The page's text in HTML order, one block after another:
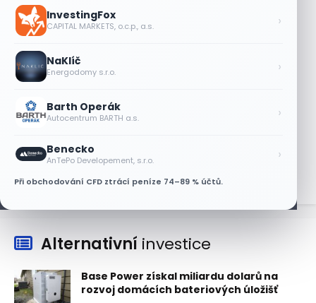
InvestingFox
CAPITAL MARKETS, o.c.p., a.s. ›
NaKlíč
Energodomy s.r.o. ›
Barth Operák
Autocentrum BARTH a.s. ›
Benecko
AnTePo Developement, s.r.o. ›
Při obchodování CFD ztrácí peníze 74–89 % účtů.
7 SRPNA, 2026
Tesla míří na obrovský trh
samořiditelných aut. Akcie reagují
7 SRPNA, 2026
Alternativní investice
Base Power získal miliardu dolarů na
rozvoj domácích bateriových úložišť